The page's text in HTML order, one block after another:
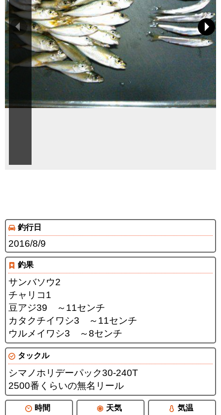
釣行日
2016/8/9
釣果
サンバソウ2
チャリコ1
豆アジ39 ～11センチ
カタクチイワシ3 ～11センチ
ウルメイワシ3 ～8センチ
タックル
シマノホリデーパック30-240T
2500番くらいの無名リール
時間 天気 気温